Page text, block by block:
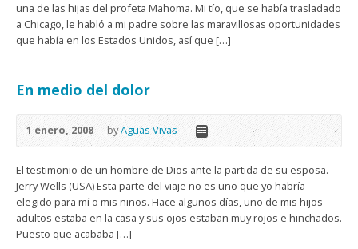
una de las hijas del profeta Mahoma. Mi tío, que se había trasladado
a Chicago, le habló a mi padre sobre las maravillosas oportunidades
que había en los Estados Unidos, así que […]
En medio del dolor
1 enero, 2008 byAguas Vivas
El testimonio de un hombre de Dios ante la partida de su esposa.
Jerry Wells (USA) Esta parte del viaje no es uno que yo habría
elegido para mí o mis niños. Hace algunos días, uno de mis hijos
adultos estaba en la casa y sus ojos estaban muy rojos e hinchados.
Puesto que acababa […]